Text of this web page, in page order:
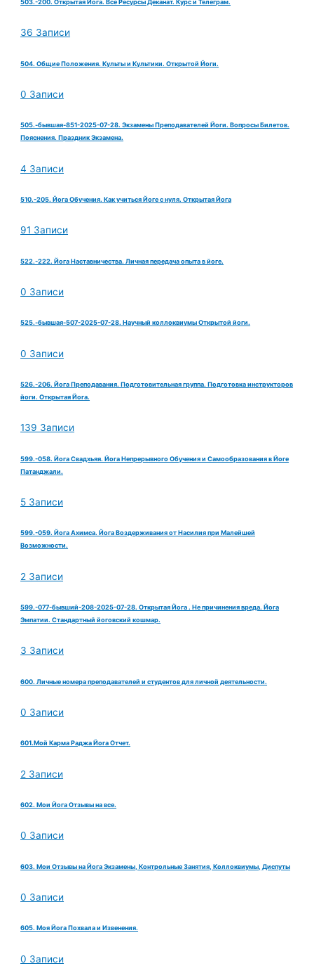
503.-200. Открытая Йога. Все Ресурсы Деканат. Курс и Телеграм.
36 Записи
504. Общие Положения. Культы и Культики. Открытой Йоги.
0 Записи
505.-бывшая-851-2025-07-28. Экзамены Преподавателей Йоги. Вопросы Билетов.
Пояснения. Праздник Экзамена.
4 Записи
510.-205. Йога Обучения. Как учиться Йоге с нуля. Открытая Йога
91 Записи
522.-222. Йога Наставничества. Личная передача опыта в йоге.
0 Записи
525.-бывшая-507-2025-07-28. Научный коллоквиумы Открытой йоги.
0 Записи
526.-206. Йога Преподавания. Подготовительная группа. Подготовка инструкторов
йоги. Открытая Йога.
139 Записи
599.-058. Йога Свадхьяя. Йога Непрерывного Обучения и Самообразования в Йоге
Патанджали.
5 Записи
599.-059. Йога Ахимса. Йога Воздерживания от Насилия при Малейшей
Возможности.
2 Записи
599.-077-бывший-208-2025-07-28. Открытая Йога . Не причинения вреда. Йога
Эмпатии. Стандартный йоговский кошмар.
3 Записи
600. Личные номера преподавателей и студентов для личной деятельности.
0 Записи
601.Мой Карма Раджа Йога Отчет.
2 Записи
602. Мои Йога Отзывы на все.
0 Записи
603. Мои Отзывы на Йога Экзамены, Контрольные Занятия, Коллоквиумы, Диспуты
0 Записи
605. Моя Йога Похвала и Извенения.
0 Записи